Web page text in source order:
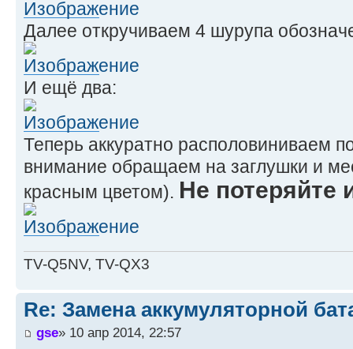
Далее откручиваем 4 шурупа
И ещё два:
Теперь аккуратно располовиниваем
внимание обращаем на заглушки и
красным цветом). Не потеряйте
TV-Q5NV, TV-QX3
Re: Замена аккумуляторной
gse» 10 апр 2014, 22:57